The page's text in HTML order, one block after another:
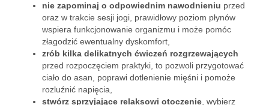
nie zapominaj o odpowiednim nawodnieniu przed
oraz w trakcie sesji jogi, prawidłowy poziom płynów
wspiera funkcjonowanie organizmu i może pomóc
złagodzić ewentualny dyskomfort,
zrób kilka delikatnych ćwiczeń rozgrzewających
przed rozpoczęciem praktyki, to pozwoli przygotować
ciało do asan, poprawi dotlenienie mięśni i pomoże
rozluźnić napięcia,
stwórz sprzyjające relaksowi otoczenie , wybierz